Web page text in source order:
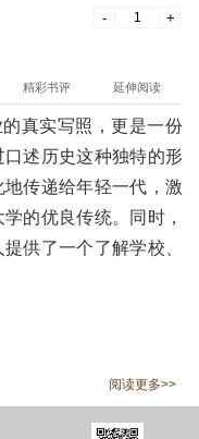
- +
精彩书评 延伸阅读
真实写照，更是一份
述历史这种独特的形
传递给年轻一代，激
的优良传统。同时，
供了一个了解学校、
阅读更多>>